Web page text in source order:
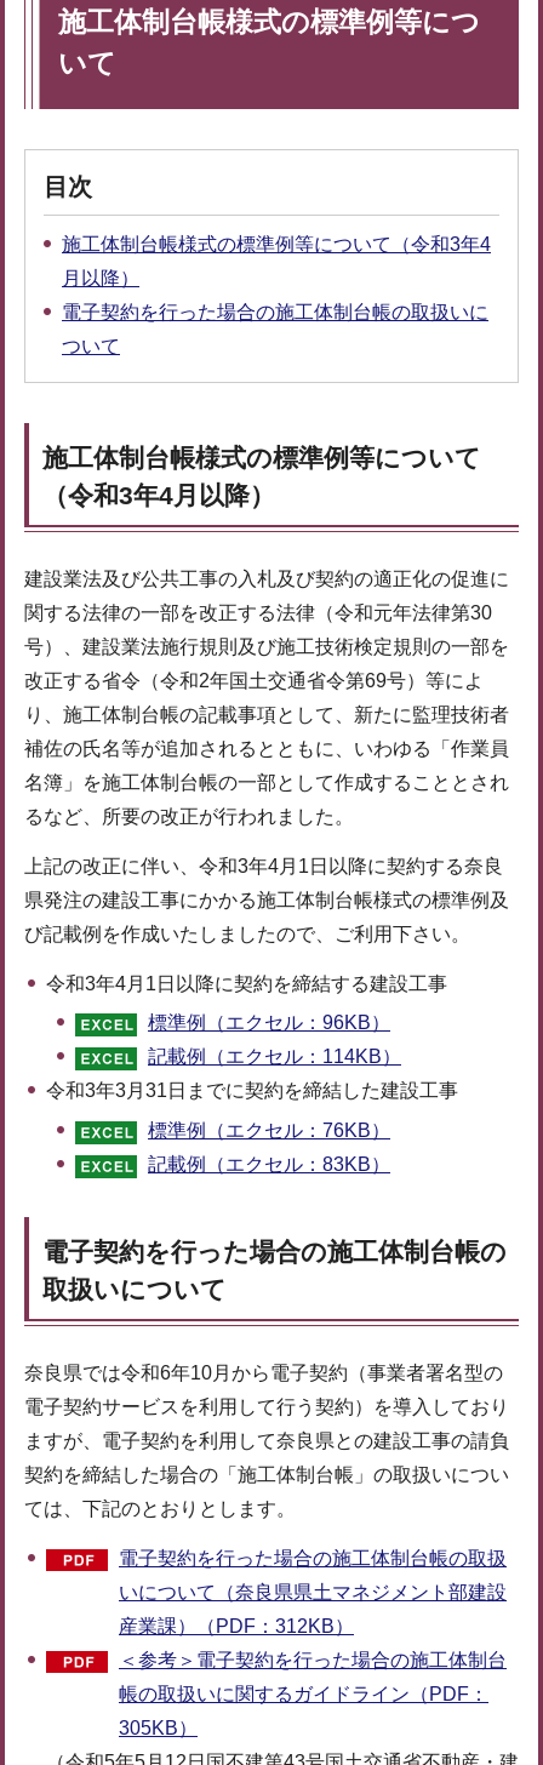
施工体制台帳様式の標準例等につ
いて
目次
施工体制台帳様式の標準例等について（令和3年4
月以降）
電子契約を行った場合の施工体制台帳の取扱いに
ついて
施工体制台帳様式の標準例等について
（令和3年4月以降）
建設業法及び公共工事の入札及び契約の適正化の促進に
関する法律の一部を改正する法律（令和元年法律第30
号）、建設業法施行規則及び施工技術検定規則の一部を
改正する省令（令和2年国土交通省令第69号）等によ
り、施工体制台帳の記載事項として、新たに監理技術者
補佐の氏名等が追加されるとともに、いわゆる「作業員
名簿」を施工体制台帳の一部として作成することとされ
るなど、所要の改正が行われました。
上記の改正に伴い、令和3年4月1日以降に契約する奈良
県発注の建設工事にかかる施工体制台帳様式の標準例及
び記載例を作成いたしましたので、ご利用下さい。
令和3年4月1日以降に契約を締結する建設工事
標準例（エクセル：96KB）
記載例（エクセル：114KB）
令和3年3月31日までに契約を締結した建設工事
標準例（エクセル：76KB）
記載例（エクセル：83KB）
電子契約を行った場合の施工体制台帳の
取扱いについて
奈良県では令和6年10月から電子契約（事業者署名型の
電子契約サービスを利用して行う契約）を導入しており
ますが、電子契約を利用して奈良県との建設工事の請負
契約を締結した場合の「施工体制台帳」の取扱いについ
ては、下記のとおりとします。
電子契約を行った場合の施工体制台帳の取扱
いについて（奈良県県土マネジメント部建設
産業課）（PDF：312KB）
＜参考＞電子契約を行った場合の施工体制台
帳の取扱いに関するガイドライン（PDF：
305KB）